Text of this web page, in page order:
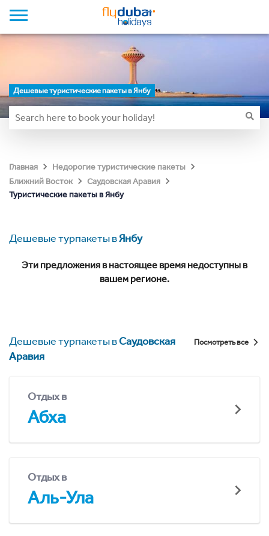
Дешевые туристические пакеты в Янбу
Главная
Недорогие туристические пакеты
Ближний Восток
Саудовская Аравия
Туристические пакеты в Янбу
Дешевые турпакеты вЯнбу
Эти предложения в настоящее время недоступны в
вашем регионе.
Дешевые турпакеты вСаудовская
Аравия
Посмотреть все
Отдых в
Абха
Отдых в
Аль-Ула